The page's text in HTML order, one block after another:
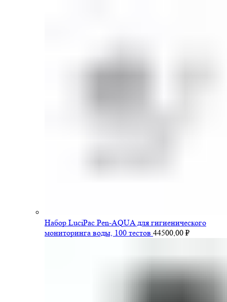
Набор LuciPac Pen-AQUA для гигиенического
мониторинга воды, 100 тестов 44500,00 ₽